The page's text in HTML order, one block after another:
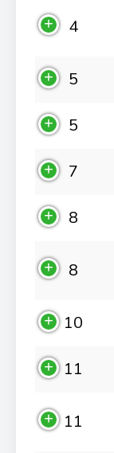
4
5
5
7
8
8
10
11
11